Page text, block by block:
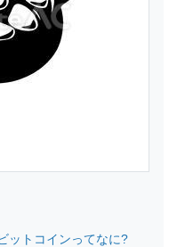
ットコインってなに?